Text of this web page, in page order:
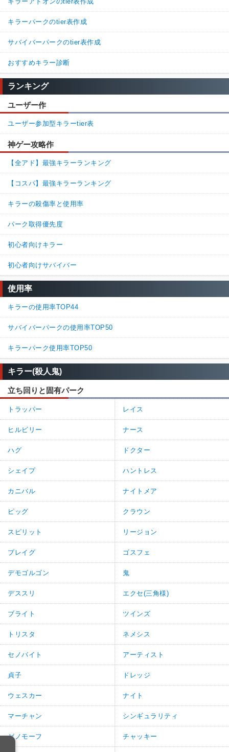
キラーパークのtier表作成
サバイバーパークのtier表作成
おすすめキラー診断
ランキング
ユーザー作
ユーザー参加型キラーtier表
神ゲー攻略作
【全アド】最強キラーランキング
【コスパ】最強キラーランキング
キラーの殺傷率と使用率
パーク取得優先度
初心者向けキラー
初心者向けサバイバー
使用率
キラーの使用率TOP44
サバイバーパークの使用率TOP50
キラーパーク使用率TOP50
キラー(殺人鬼)
立ち回りと固有パーク
トラッパー レイス
ヒルビリー ナース
ハグ ドクター
シェイプ ハントレス
カニバル ナイトメア
ピッグ クラウン
スピリット リージョン
プレイグ ゴスフェ
デモゴルゴン 鬼
デススリ エクセ(三角様)
ブライト ツインズ
トリスタ ネメシス
セノバイト アーティスト
貞子 ドレッジ
ウェスカー ナイト
マーチャン シンギュラリティ
ゼノモーフ チャッキー